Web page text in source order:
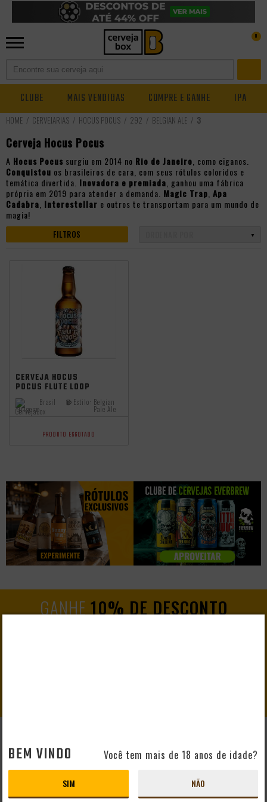
0
CLUBE MAIS VENDIDAS COMPRE E GANHE IPA
CERVEJARIAS HOCUS POCUS 292 BELGIAN ALE 3
Cerveja Hocus Pocus
A Hocus Pocus surgiu em 2014 no Rio de Janeiro , como ciganos.
Conquistou os brasileiros de cara, com seus rótulos coloridos e
temática divertida. Inovadora e premiada , ganhou uma fábrica
própria em 2019 para atender a demanda. Magic Trap Apa
Cadabra Interestellar e outros te transportam para um mundo de
magia!
FILTROS
CERVEJA HOCUS
POCUS FLUTE LOOP
BELGIAN ALE 500ML
Origem:
Brasil Estilo: Belgian
Pale Ale
PRODUTO ESGOTADO
GANHE10% DE DESCONTO
AJUDA E SUPORTE
Perguntas Frequentes
Formas de Pagamento
BEM VINDO Você tem mais de 18 anos de idade?
SIM NÃO